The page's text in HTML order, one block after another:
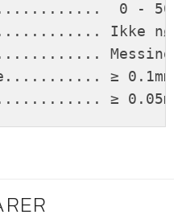
0 - 50%
Ikke
≥ 0.1mm
≥ 0.05mm